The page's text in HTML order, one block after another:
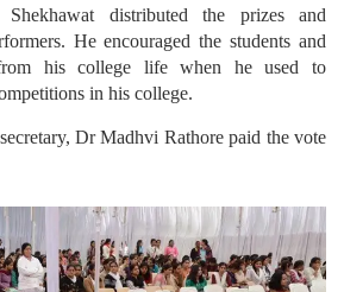
distributed the prizes and
He encouraged the students and
from his college life when he used to
in his college.
Dr Madhvi Rathore paid the vote